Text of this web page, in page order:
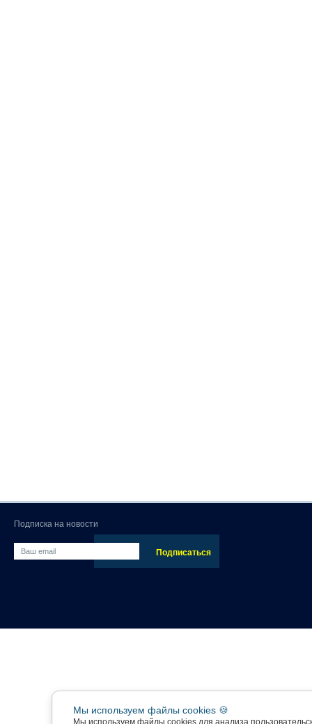
Подписка на новости
Мы используем файлы cookies 🍪
Мы используем файлы cookies для анализа